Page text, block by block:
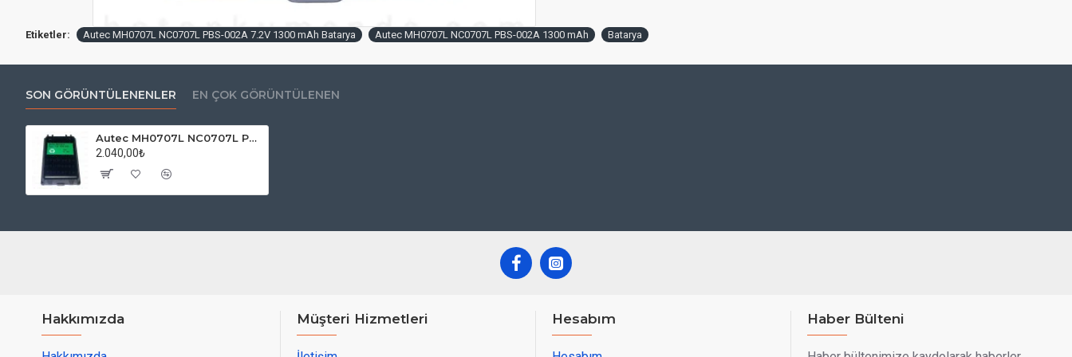
Etiketler: Autec MH0707L NC0707L PBS-002A 7.2V 1300 mAh Batarya Autec MH0707L NC0707L PBS-002A 1300 mAh Batarya
SON GÖRÜNTÜLENENLER EN ÇOK GÖRÜNTÜLENEN
Autec MH0707L NC0707L PBS-002A 7.2V 1300 mAh Batarya
2.040,00₺
Hakkımızda Müşteri Hizmetleri Hesabım Haber Bülteni